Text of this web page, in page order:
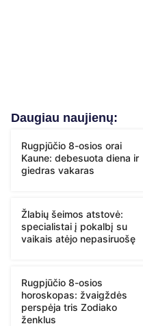
Daugiau naujienų:
Rugpjūčio 8-osios orai
Kaune: debesuota diena ir
giedras vakaras
Žlabių šeimos atstovė:
specialistai į pokalbį su
vaikais atėjo nepasiruošę
Rugpjūčio 8-osios
horoskopas: žvaigždės
perspėja tris Zodiako
ženklus